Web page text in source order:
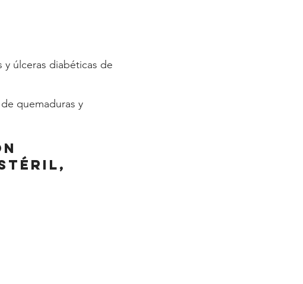
y úlceras diabéticas de
quemaduras y